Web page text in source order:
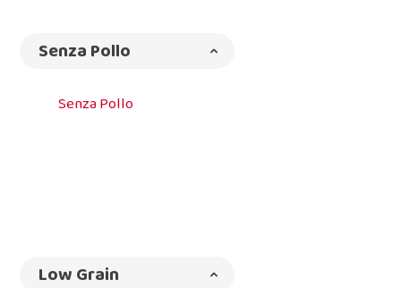
Senza Pollo
Senza Pollo
Low Grain